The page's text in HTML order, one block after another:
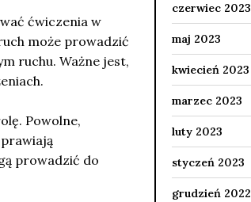
ćwiczenia w
może prowadzić
ruchu. Ważne jest,
Powolne,
prowadzić do
czerwiec 2023
maj 2023
kwiecień 2023
marzec 2023
luty 2023
styczeń 2023
grudzień 2022